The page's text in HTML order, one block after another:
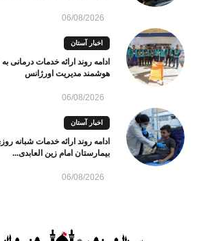
06/08/2026
اخبار آستان
ادامه روند ارائه خدمات درمانی
هوشمند مدیریت اورژانس
06/08/2026
اخبار آستان
ادامه روند ارائه خدمات شبانه
بیمارستان امام زین العابدی...
06/08/2026